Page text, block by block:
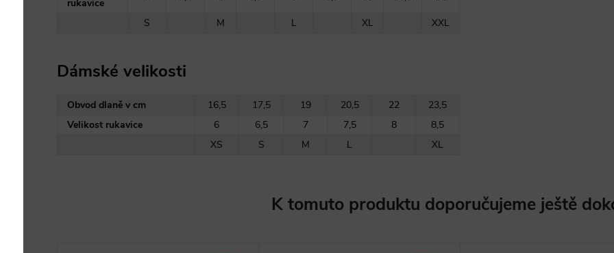
rukavice
S
M L XL XXL
Dámské velikosti
Obvod dlaně v cm 16,5 17,5 19 20,5 22
23,5
Velikost rukavice
6 6,5 7 7,5 8
8,5
XS
S M L XL
K tomuto produktu doporučujeme ještě